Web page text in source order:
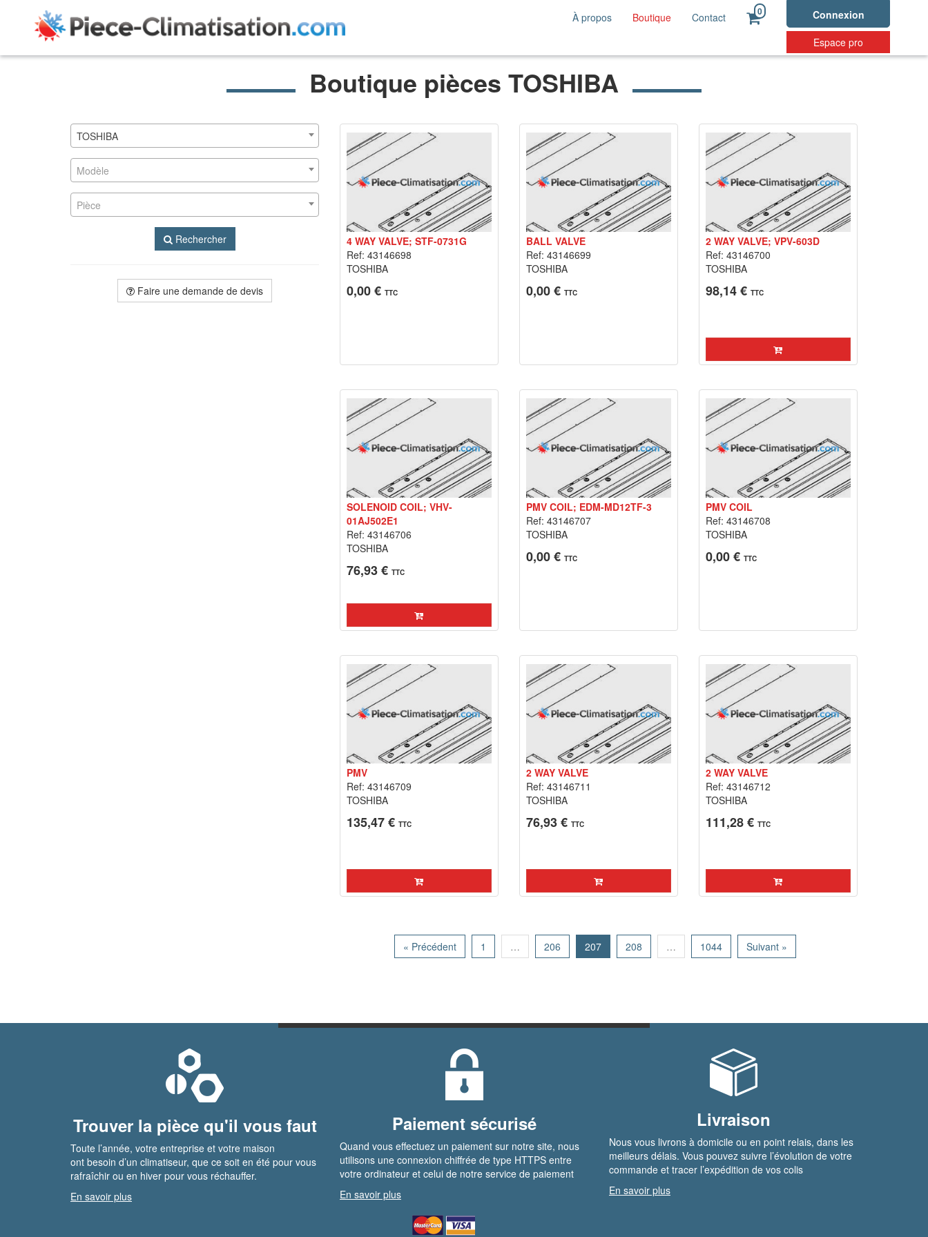
Connexion
Espace pro
À propos Boutique Contact 0
Boutique pièces TOSHIBA
4 WAY VALVE; STF-0731G
Ref: 43146698
TOSHIBA
0,00 € TTC
BALL VALVE
Ref: 43146699
TOSHIBA
0,00 € TTC
2 WAY VALVE; VPV-603D
Ref: 43146700
TOSHIBA
98,14 € TTC
SOLENOID COIL; VHV-
01AJ502E1
Ref: 43146706
TOSHIBA
76,93 € TTC
PMV COIL; EDM-MD12TF-3
Ref: 43146707
TOSHIBA
0,00 € TTC
PMV COIL
Ref: 43146708
TOSHIBA
0,00 € TTC
PMV
Ref: 43146709
TOSHIBA
135,47 € TTC
2 WAY VALVE
Ref: 43146711
TOSHIBA
76,93 € TTC
2 WAY VALVE
Ref: 43146712
TOSHIBA
111,28 € TTC
« Précédent 1 … 206 207 208 … 1044 Suivant »
TOSHIBA
Modèle
Pièce
Rechercher
Faire une demande de devis
Trouver la pièce qu'il vous faut
Toute l’année, votre entreprise et votre maison
ont besoin d’un climatiseur, que ce soit en été pour vous
rafraîchir ou en hiver pour vous réchauffer.
En savoir plus
Paiement sécurisé
Quand vous effectuez un paiement sur notre site, nous
utilisons une connexion chiffrée de type HTTPS entre
votre ordinateur et celui de notre service de paiement
En savoir plus
Livraison
Nous vous livrons à domicile ou en point relais, dans les
meilleurs délais. Vous pouvez suivre l’évolution de votre
commande et tracer l’expédition de vos colis
En savoir plus